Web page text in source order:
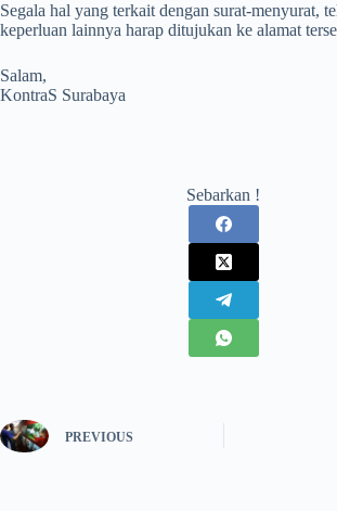
Segala hal yang terkait dengan surat-menyurat,
keperluan lainnya harap ditujukan ke alamat
Salam,
KontraS Surabaya
Sebarkan !
PREVIOUS